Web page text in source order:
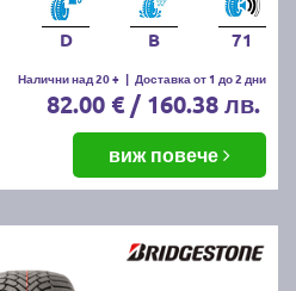
D B 71
Налични над 20 + | Доставка от 1 до 2 дни
82.00 € / 160.38 лв.
виж повече